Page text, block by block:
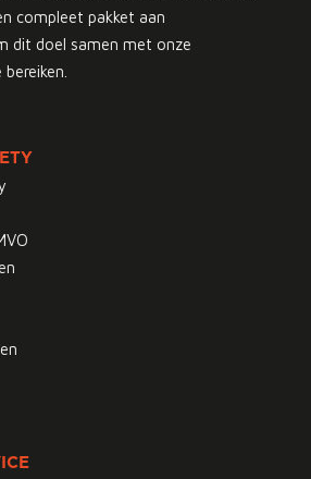
compleet pakket aan
dit doel samen met onze